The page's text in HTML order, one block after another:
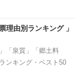
理由別ランキング 」
「泉質」「郷土料
ンキング・ベスト50